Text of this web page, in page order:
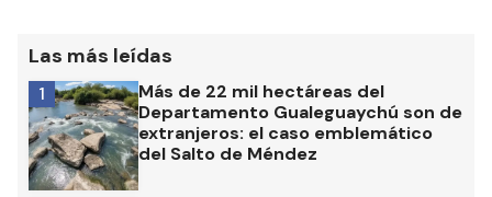
Las más leídas
Más de 22 mil hectáreas del
Departamento Gualeguaychú son de
extranjeros: el caso emblemático
del Salto de Méndez
1